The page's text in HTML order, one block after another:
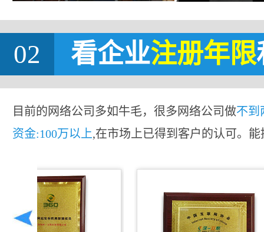
02 看企业注册年限
目前的网络公司多如牛毛，很多网络公司做不到
资金:100万以上,在市场上已得到客户的认可。